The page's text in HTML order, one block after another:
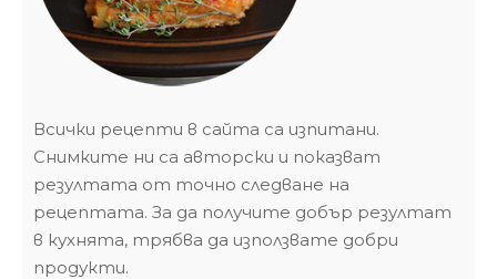
Всички рецепти в сайта са изпитани.
Снимките ни са авторски и показват
резултата от точно следване на
рецептата. За да получите добър резултат
в кухнята, трябва да използвате добри
продукти.